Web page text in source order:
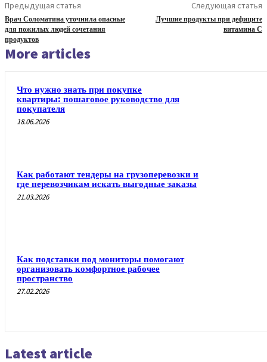
Предыдущая статья
Врач Соломатина уточнила опасные
для пожилых людей сочетания
продуктов
Следующая статья
Лучшие продукты при дефиците
витамина С
More articles
Что нужно знать при покупке
квартиры: пошаговое руководство для
покупателя
18.06.2026
Как работают тендеры на грузоперевозки и
где перевозчикам искать выгодные заказы
21.03.2026
Как подставки под мониторы помогают
организовать комфортное рабочее
пространство
27.02.2026
Latest article